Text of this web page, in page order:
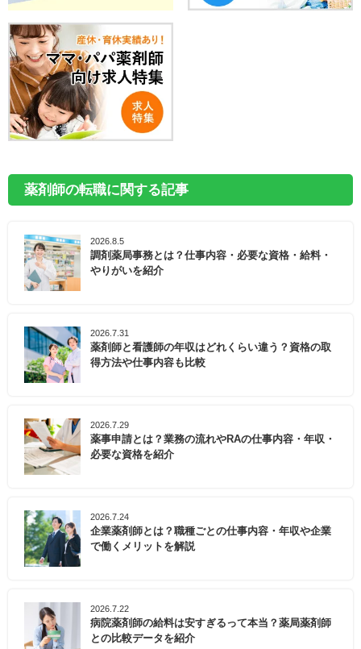
薬剤師の転職に関する記事
2026.8.5
調剤薬局事務とは？仕事内容・必要な資格・給料・
やりがいを紹介
2026.7.31
薬剤師と看護師の年収はどれくらい違う？資格の取
得方法や仕事内容も比較
2026.7.29
薬事申請とは？業務の流れやRAの仕事内容・年収・
必要な資格を紹介
2026.7.24
企業薬剤師とは？職種ごとの仕事内容・年収や企業
で働くメリットを解説
2026.7.22
病院薬剤師の給料は安すぎるって本当？薬局薬剤師
との比較データを紹介